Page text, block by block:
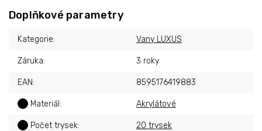
Doplňkové parametry
Kategorie: Vany LUXUS
Záruka: 3 roky
EAN: 8595176419883
Materiál : Akrylátové
Počet trysek: 20 trysek